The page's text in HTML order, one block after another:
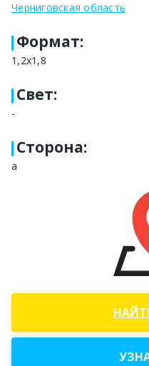
Черниговская область
Формат:
1,2х1,8
Свет:
-
Сторона:
а